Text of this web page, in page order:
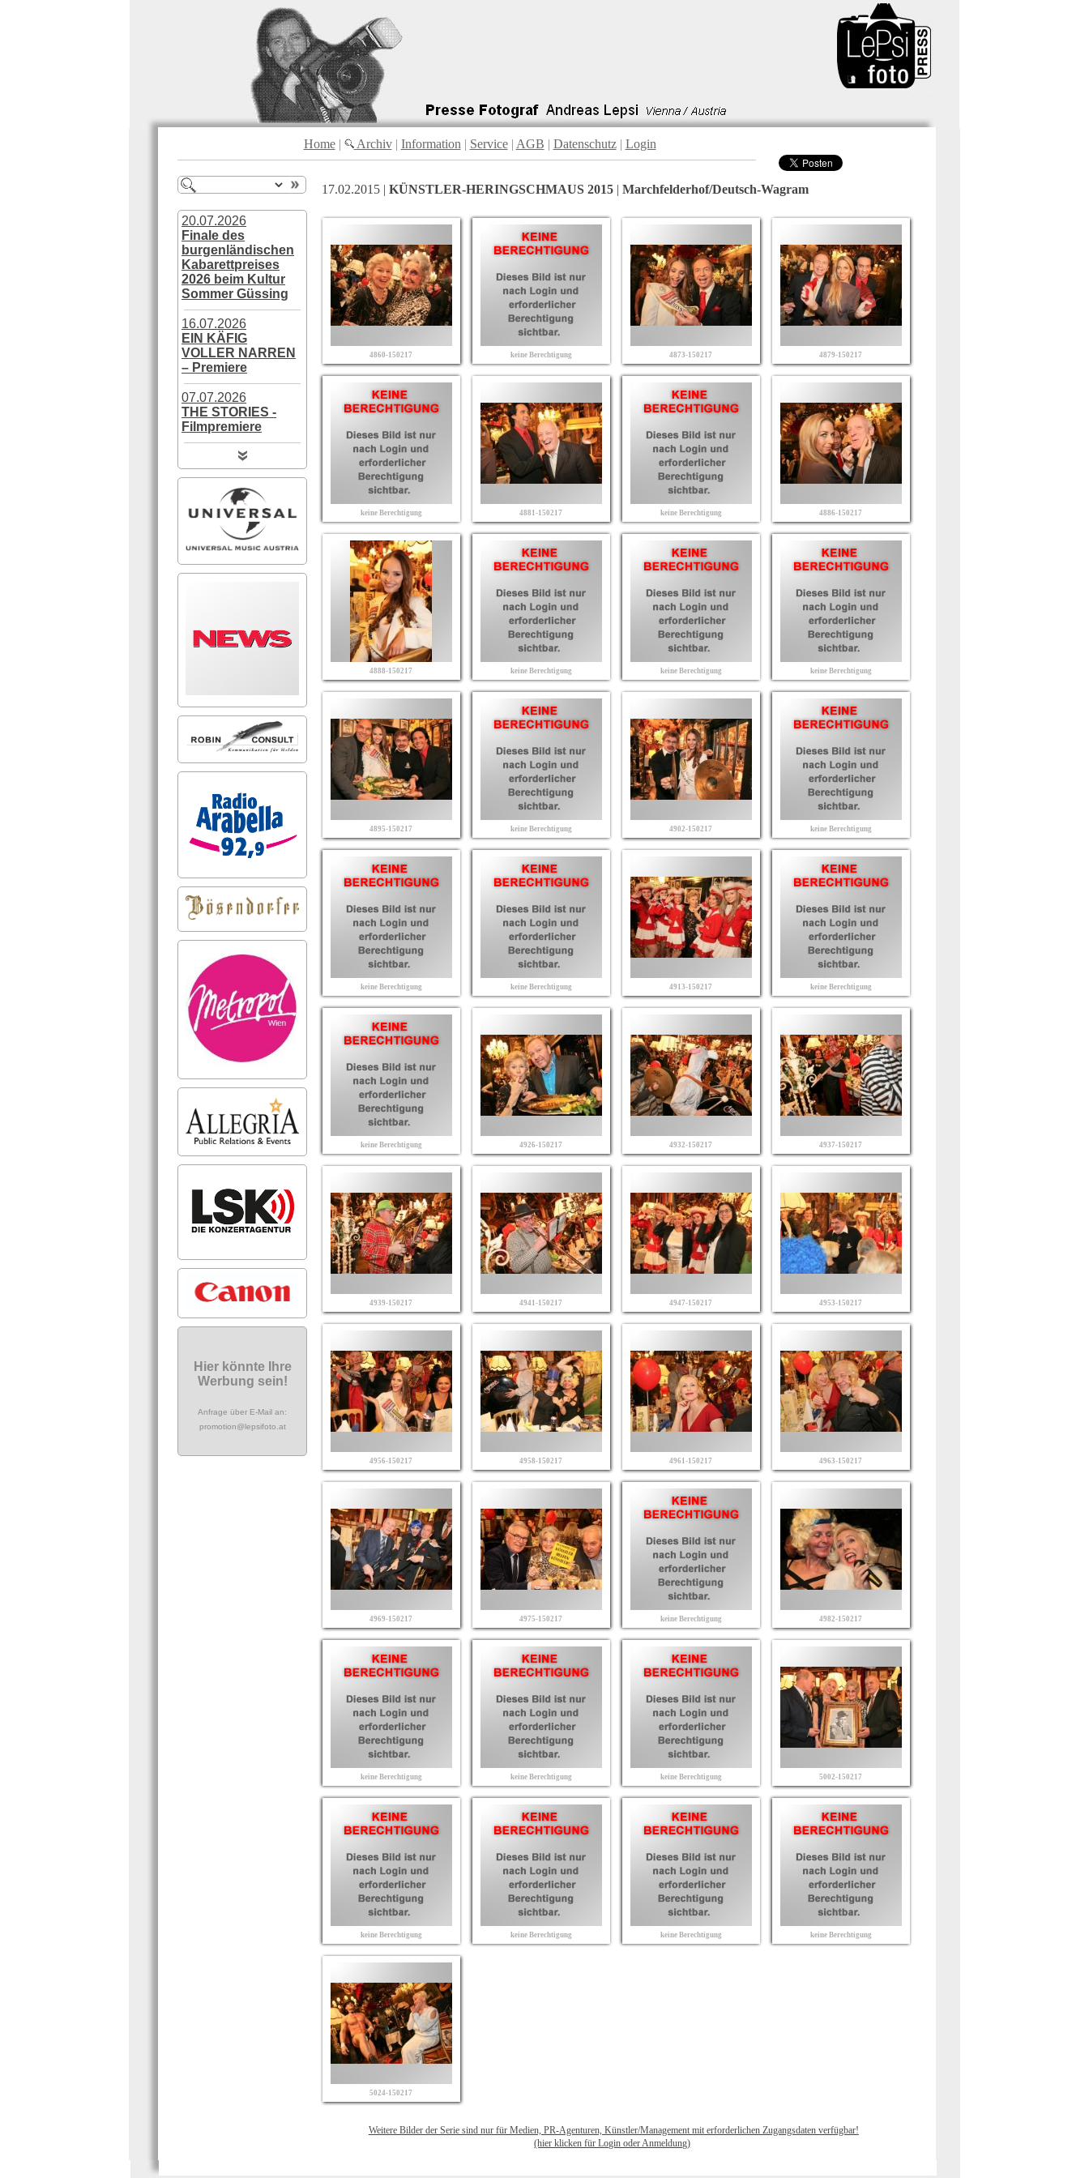
Home| Archiv| Information | Service| AGB | Datenschutz| Login
20.07.2026
Finale des
burgenländischen
Kabarettpreises
2026 beim Kultur
Sommer Güssing
16.07.2026
EIN KÄFIG
VOLLER NARREN
– Premiere
07.07.2026
THE STORIES -
Filmpremiere
Hier könnte Ihre
Werbung sein!
Anfrage über E-Mail an:
promotion@lepsifoto.at
17.02.2015 | KÜNSTLER-HERINGSCHMAUS 2015 | Marchfelderhof/Deutsch-Wagram
4860-150217 keine Berechtigung 4873-150217 4879-150217
keine Berechtigung 4881-150217 keine Berechtigung 4886-150217
4888-150217 keine Berechtigung keine Berechtigung keine Berechtigung
4895-150217 keine Berechtigung 4902-150217 keine Berechtigung
keine Berechtigung keine Berechtigung 4913-150217 keine Berechtigung
keine Berechtigung 4926-150217 4932-150217 4937-150217
4939-150217 4941-150217 4947-150217 4953-150217
4956-150217 4958-150217 4961-150217 4963-150217
4969-150217 4975-150217 keine Berechtigung 4982-150217
keine Berechtigung keine Berechtigung keine Berechtigung 5002-150217
keine Berechtigung keine Berechtigung keine Berechtigung keine Berechtigung
5024-150217
Weitere Bilder der Serie sind nur für Medien, PR-Agenturen, Künstler/Management mit erforderlichen Zugangsdaten verfügbar!
(hier klicken für Login oder Anmeldung)